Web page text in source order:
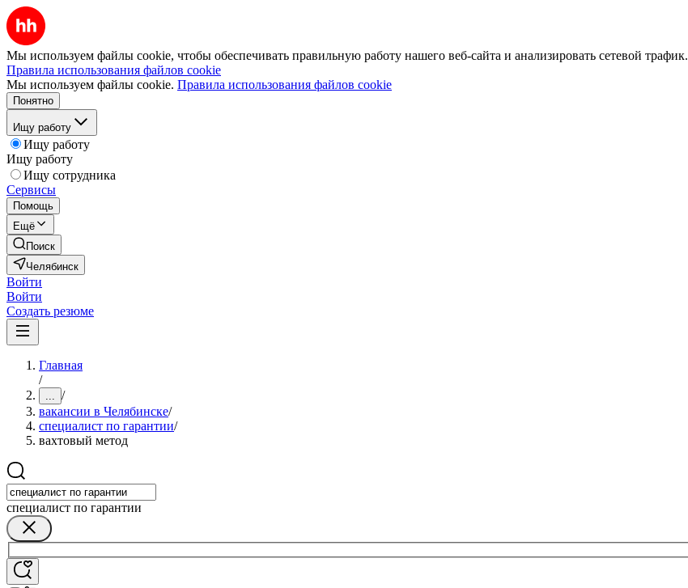
Мы используем файлы cookie, чтобы обеспечивать правильную работу нашего веб-сайта и анализировать сетевой трафик.
Правила использования файлов cookie
Мы используем файлы cookie. Правила использования файлов cookie
Понятно
Ищу работу
Ищу работу
Ищу работу
Ищу сотрудника
Сервисы
Помощь
Ещё
Поиск
Челябинск
Войти
Войти
Создать резюме
Главная
/
... /
вакансии в Челябинске/
специалист по гарантии/
вахтовый метод
специалист по гарантии